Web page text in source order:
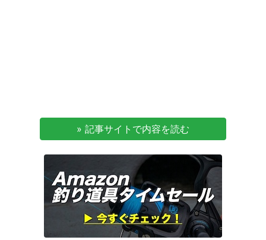
» 記事サイトで内容を読む